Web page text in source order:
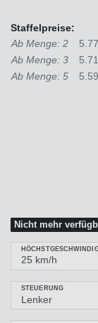
Staffelpreise:
Ab Menge: 2
Ab Menge: 3
Ab Menge: 5
Nicht mehr
STEUERUNG